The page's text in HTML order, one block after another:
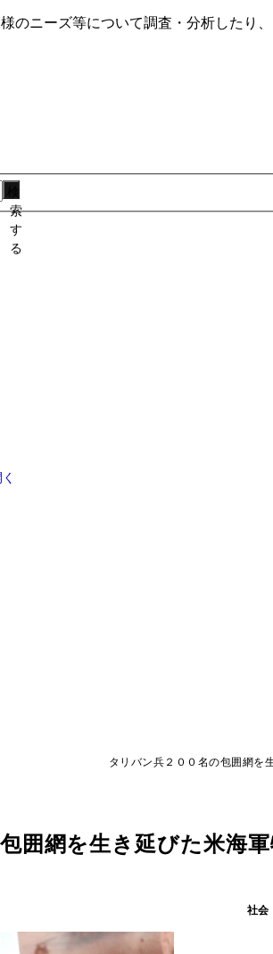
のニーズ等について調査・分析したり
索
す
る
タリバン兵２００名の包囲網を
囲網を生き延びた米海
社会